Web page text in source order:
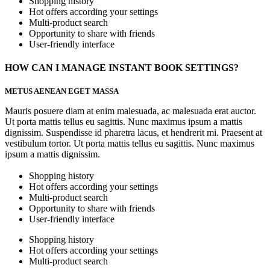
Hot offers according your settings
Multi-product search
Opportunity to share with friends
User-friendly interface
HOW CAN I MANAGE INSTANT BOOK SETTINGS?
METUS AENEAN EGET MASSA
Mauris posuere diam at enim malesuada, ac malesuada erat auctor.
Ut porta mattis tellus eu sagittis. Nunc maximus ipsum a mattis
dignissim. Suspendisse id pharetra lacus, et hendrerit mi. Praesent at
vestibulum tortor. Ut porta mattis tellus eu sagittis. Nunc maximus
ipsum a mattis dignissim.
Shopping history
Hot offers according your settings
Multi-product search
Opportunity to share with friends
User-friendly interface
Shopping history
Hot offers according your settings
Multi-product search